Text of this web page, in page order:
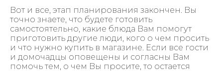
Вот и все, этап планирования закончен. Вы
точно знаете, что будете готовить
самостоятельно, какие блюда Вам помогут
приготовить другие люди, кого о чем просить
и что нужно купить в магазине. Если все гости
и домочадцы оповещены и согласны Вам
помочь тем, о чем Вы просите, то остается